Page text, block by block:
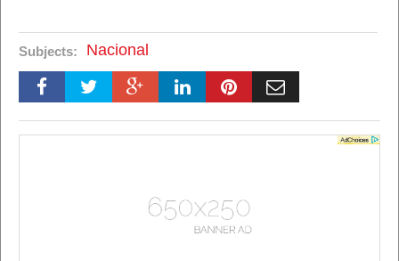
Subjects: Nacional